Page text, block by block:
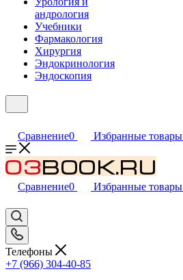
андрология
Учебники
Фармакология
Хирургия
Эндокринология
Эндоскопия
Сравнение0 Избранные товары
Сравнение0 Избранные товары
Телефоны
+7 (966) 304-40-85